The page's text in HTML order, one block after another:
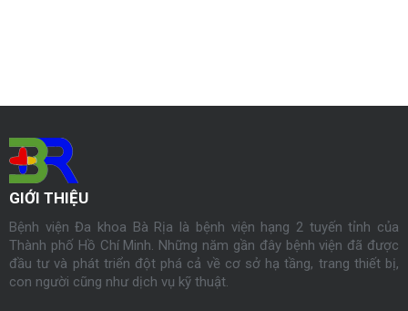
GIỚI THIỆU
Bệnh viện Đa khoa Bà Rịa là bệnh viện hạng 2 tuyến tỉnh của
Thành phố Hồ Chí Minh. Những năm gần đây bệnh viện đã được
đầu tư và phát triển đột phá cả về cơ sở hạ tầng, trang thiết bị,
con người cũng như dịch vụ kỹ thuật.